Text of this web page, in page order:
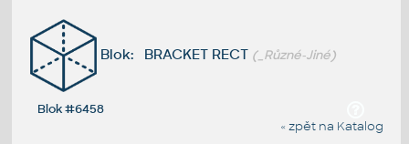
Blok: BRACKET RECT (_Různé-Jiné)
Blok #6458
« zpět na Katalog